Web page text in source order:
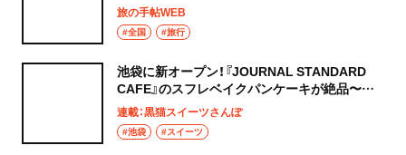
旅の手帖WEB
#全国 #旅行
池袋に新オープン！『JOURNAL STANDARD
CAFE』のスフレベイクパンケーキが絶品〜黒
猫スイーツ散歩 池袋編5〜
連載：黒猫スイーツさんぽ
#池袋 #スイーツ